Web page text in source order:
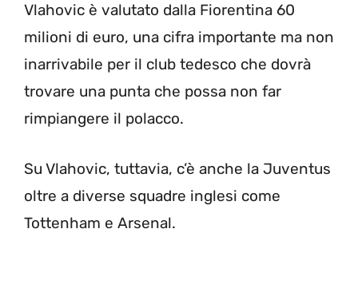
Vlahovic è valutato dalla Fiorentina 60
milioni di euro, una cifra importante ma non
inarrivabile per il club tedesco che dovrà
trovare una punta che possa non far
rimpiangere il polacco.
Su Vlahovic, tuttavia, c’è anche la Juventus
oltre a diverse squadre inglesi come
Tottenham e Arsenal.